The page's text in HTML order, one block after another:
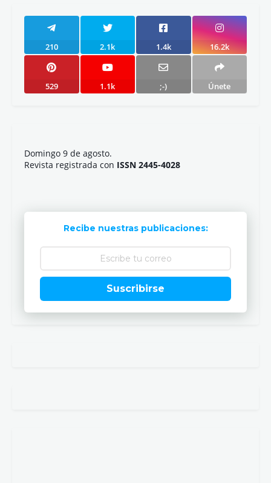
210 2.1k 1.4k 16.2k
529 1.1k ;-) Únete
Domingo 9 de agosto.
Revista registrada con ISSN 2445-4028
Recibe nuestras publicaciones:
Suscribirse